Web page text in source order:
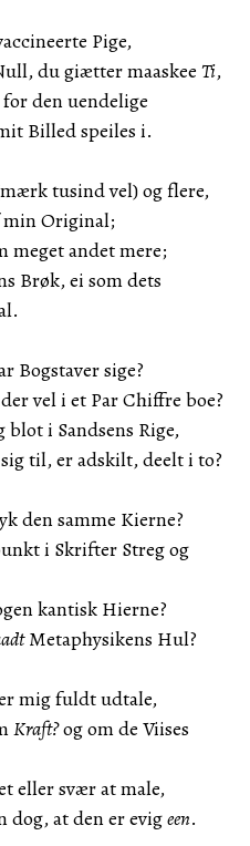
Pige,
du giætter maaskee Ti,
den uendelige
Billed speiles i.
tusind vel) og flere,
Original;
meget andet mere;
Brøk, ei som dets
Bogstaver sige?
vel i et Par Chiffre boe?
i Sandsens Rige,
til, er adskilt, deelt i to?
den samme Kierne?
i Skrifter Streg og
kantisk Hierne?
Metaphysikens Hul?
mig fuldt udtale,
Kraft?og om de Viises
eller svær at male,
at den er evigeen.